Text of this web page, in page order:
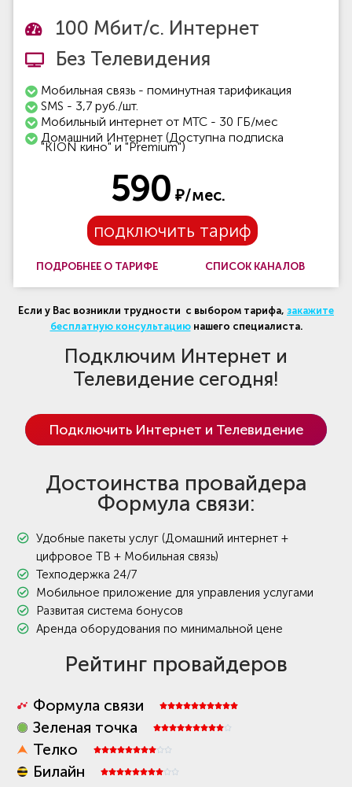
100 Мбит/с. Интернет
Без Телевидения
Мобильная связь - поминутная тарификация
SMS - 3,7 руб./шт.
Мобильный интернет от МТС - 30 ГБ/мес
Домашний Интернет (Доступна подписка
"KION кино" и "Premium")
590 ₽/мес.
подключить тариф
ПОДРОБНЕЕ О ТАРИФЕ СПИСОК КАНАЛОВ
Если у Вас возникли трудности с выбором тарифа, закажите
бесплатную консультациюнашего специалиста.
Подключим Интернет и
Телевидение сегодня!
Подключить Интернет и Телевидение
Достоинства провайдера
Формула связи:
Удобные пакеты услуг (Домашний интернет +
цифровое ТВ + Мобильная связь)
Техподержка 24/7
Мобильное приложение для управления услугами
Развитая система бонусов
Аренда оборудования по минимальной цене
Рейтинг провайдеров
Формула связи 
Зеленая точка 
Телко 
Билайн 